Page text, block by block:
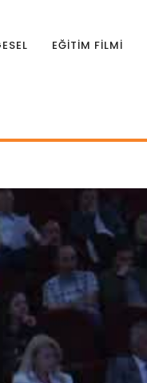
EĞİTİM FİLMİ